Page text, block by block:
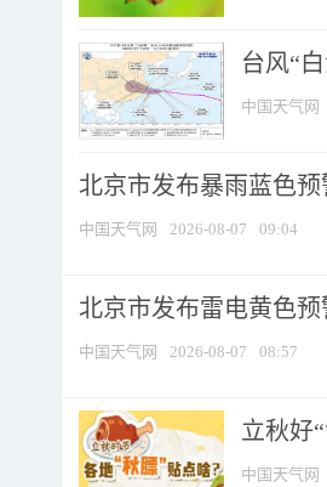
台风“
中国天气网
北京市发布暴雨蓝色
中国天气网 2026-08-07 09:04
北京市发布雷电黄色
中国天气网 2026-08-07 08:57
立秋好
中国天气网